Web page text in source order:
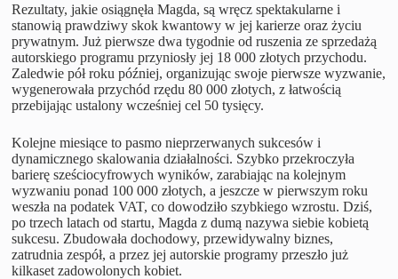
Rezultaty, jakie osiągnęła Magda, są wręcz spektakularne i
stanowią prawdziwy skok kwantowy w jej karierze oraz życiu
prywatnym. Już pierwsze dwa tygodnie od ruszenia ze sprzedażą
autorskiego programu przyniosły jej 18 000 złotych przychodu.
Zaledwie pół roku później, organizując swoje pierwsze wyzwanie,
wygenerowała przychód rzędu 80 000 złotych, z łatwością
przebijając ustalony wcześniej cel 50 tysięcy.
Kolejne miesiące to pasmo nieprzerwanych sukcesów i
dynamicznego skalowania działalności. Szybko przekroczyła
barierę sześciocyfrowych wyników, zarabiając na kolejnym
wyzwaniu ponad 100 000 złotych, a jeszcze w pierwszym roku
weszła na podatek VAT, co dowodziło szybkiego wzrostu. Dziś,
po trzech latach od startu, Magda z dumą nazywa siebie kobietą
sukcesu. Zbudowała dochodowy, przewidywalny biznes,
zatrudnia zespół, a przez jej autorskie programy przeszło już
kilkaset zadowolonych kobiet.